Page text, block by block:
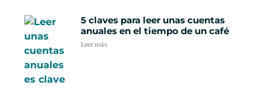
5 claves para leer unas cuentas
anuales en el tiempo de un café
Leer más